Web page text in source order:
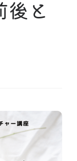
後と